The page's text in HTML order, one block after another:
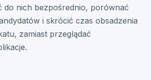
do nich bezpośrednio, porównać
i skrócić czas obsadzenia
zamiast przeglądać